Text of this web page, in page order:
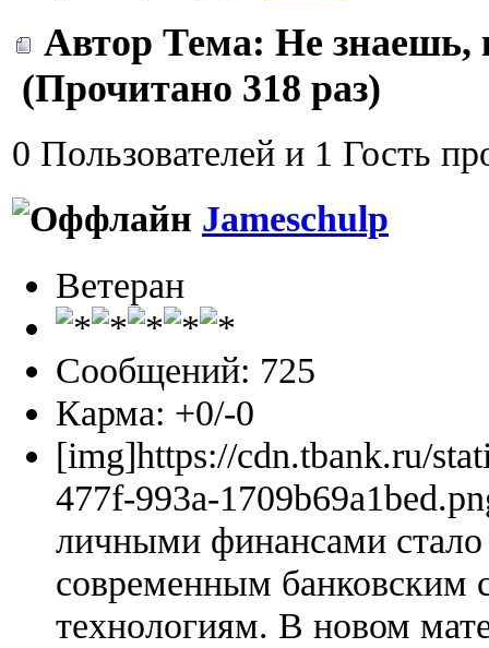
Автор Тема: Не знаешь,
(Прочитано 318 раз)
0 Пользователей и 1 Гость
Jameschulp
Ветеран
Сообщений: 725
Карма: +0/-0
[img]https://cdn.tbank.ru/
477f-993a-
личными финансами
современным банковским
технологиям. В новом